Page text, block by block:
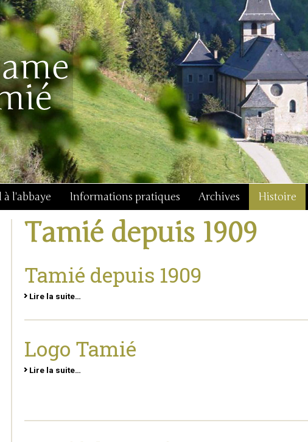
à l'abbaye Informations pratiques Archives Histoire
Tamié depuis 1909
Tamié depuis 1909
Lire la suite…
Logo Tamié
Lire la suite…